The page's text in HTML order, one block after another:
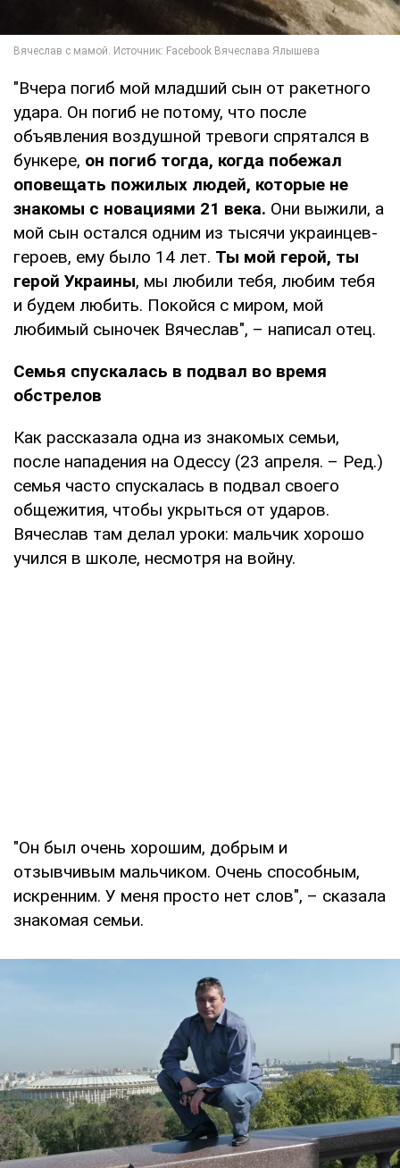
"Вчера погиб мой младший сын от ракетного
удара. Он погиб не потому, что после
объявления воздушной тревоги спрятался в
бункере, он погиб тогда, когда побежал
оповещать пожилых людей, которые не
знакомы с новациями 21 века. Они выжили, а
мой сын остался одним из тысячи украинцев-
героев, ему было 14 лет. Ты мой герой, ты
герой Украины, мы любили тебя, любим тебя
и будем любить. Покойся с миром, мой
любимый сыночек Вячеслав", – написал отец.
Семья спускалась в подвал во время
обстрелов
Как рассказала одна из знакомых семьи,
после нападения на Одессу (23 апреля. – Ред.)
семья часто спускалась в подвал своего
общежития, чтобы укрыться от ударов.
Вячеслав там делал уроки: мальчик хорошо
учился в школе, несмотря на войну.
"Он был очень хорошим, добрым и
отзывчивым мальчиком. Очень способным,
искренним. У меня просто нет слов", – сказала
знакомая семьи.